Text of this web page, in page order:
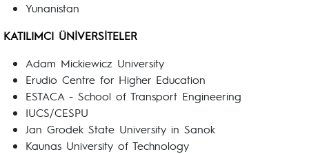
Yunanistan
KATILIMCI ÜNİVERSİTELER
Adam Mickiewicz University
Erudio Centre for Higher Education
ESTACA - School of Transport Engineering
IUCS/CESPU
Jan Grodek State University in Sanok
Kaunas University of Technology